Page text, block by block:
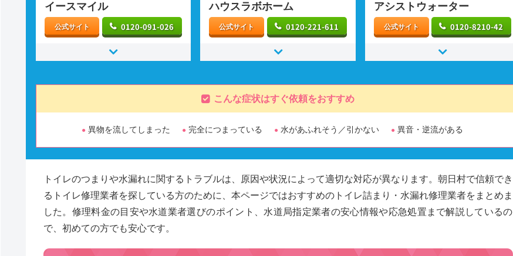
イースマイル
公式サイト 0120-091-026
ハウスラボホーム
公式サイト 0120-221-611
アシストウォーター
公式サイト 0120-8210-42
こんな症状はすぐ依頼をおすすめ
異物を流してしまった 完全につまっている 水があふれそう／引かない 異音・逆流がある
トイレのつまりや水漏れに関するトラブルは、原因や状況によって適切な対応が異なります。朝日村で信頼でき
るトイレ修理業者を探している方のために、本ページではおすすめのトイレ詰まり・水漏れ修理業者をまとめま
した。修理料金の目安や水道業者選びのポイント、水道局指定業者の安心情報や応急処置まで解説しているの
で、初めての方でも安心です。